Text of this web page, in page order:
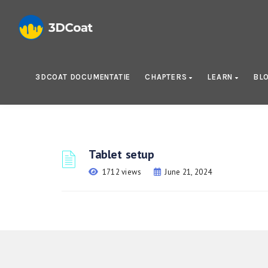
3DCOAT DOCUMENTATIE CHAPTERS LEARN
Tablet setup
1712 views June 21, 2024